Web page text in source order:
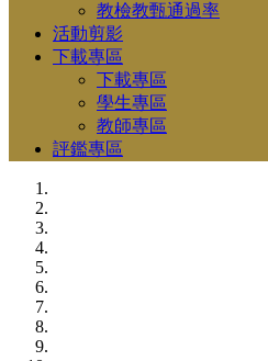
教檢教甄通過率
活動剪影
下載專區
下載專區
學生專區
教師專區
評鑑專區